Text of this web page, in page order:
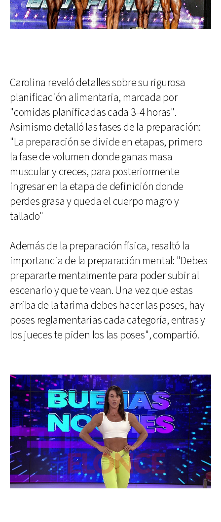
Carolina reveló detalles sobre su rigurosa
planificación alimentaria, marcada por
"comidas planificadas cada 3-4 horas".
Asimismo detalló las fases de la preparación:
"La preparación se divide en etapas, primero
la fase de volumen donde ganas masa
muscular y creces, para posteriormente
ingresar en la etapa de definición donde
perdes grasa y queda el cuerpo magro y
tallado"
Además de la preparación física, resaltó la
importancia de la preparación mental: "Debes
prepararte mentalmente para poder subir al
escenario y que te vean. Una vez que estas
arriba de la tarima debes hacer las poses, hay
poses reglamentarias cada categoría, entras y
los jueces te piden los las poses", compartió.